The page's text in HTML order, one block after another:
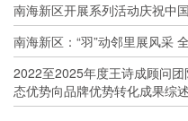
南海新区开展系列活动庆祝中
南海新区：“羽”动邻里展风采
2022至2025年度王诗成顾问
态优势向品牌优势转化成果综述